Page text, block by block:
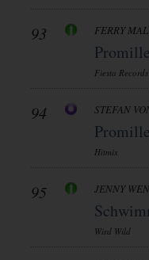
93 FERRY
Fiesta Records
94 STEFAN
Hitmix
95 JENNY
Wird Wild